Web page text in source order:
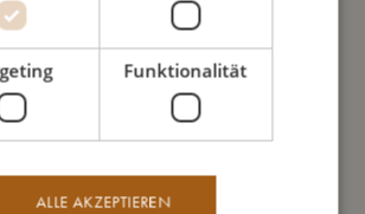
die Mikrowelle (ohne Deckel).
Funktionalität
ALLE AKZEPTIEREN